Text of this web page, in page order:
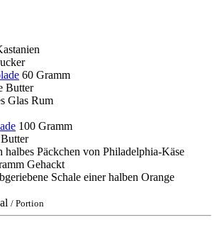
60 Gramm
Butter
Glas Rum
100 Gramm
halbes Päckchen von Philadelphia-Käse
Gehackt
Schale einer halben Orange
/ Portion